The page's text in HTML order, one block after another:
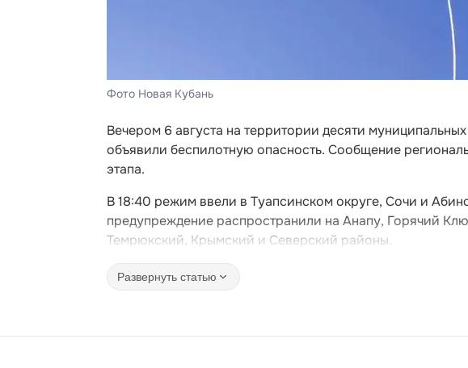
Фото Новая Кубань
Вечером 6 августа на территории десяти
объявили беспилотную опасность. Сообщение
этапа.
В 18:40 режим ввели в Туапсинском округе, Сочи и
предупреждение распространили на Анапу, Горячий
Темрюкский, Крымский и Северский районы.
Развернуть статью